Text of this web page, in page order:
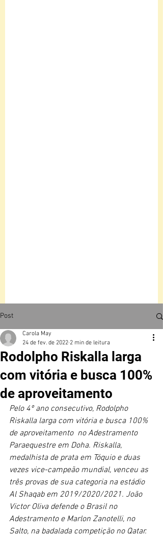
Post
Rodolpho Riskalla larga
com vitória e busca 100%
de aproveitamento
Carola May
24 de fev. de 2022 2 min de leitura
Pelo 4º ano consecutivo, Rodolpho
Riskalla larga com vitória e busca 100%
de aproveitamento  no Adestramento
Paraequestre em Doha. Riskalla,
medalhista de prata em Tóquio e duas
vezes vice-campeão mundial, venceu as
três provas de sua categoria na estádio
Al Shaqab em 2019/2020/2021. João
Victor Oliva defende o Brasil no
Adestramento e Marlon Zanotelli, no
Salto, na badalada competição no Qatar.